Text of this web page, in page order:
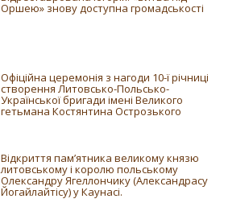
Оршею» знову доступна громадськості
Офіційна церемонія з нагоди 10-ї річниці
створення Литовсько-Польсько-
Української бригади імені Великого
гетьмана Костянтина Острозького
Відкриття пам’ятника великому князю
литовському і королю польському
Олександру Ягеллончику (Александрасу
Йогайлайтісу) у Каунасі.